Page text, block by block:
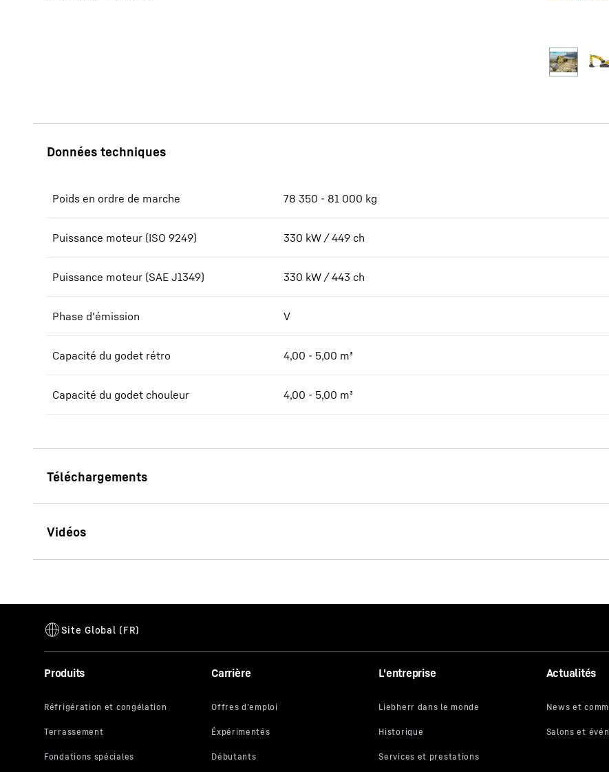
Poids en ordre de marche 78 350 - 81 000 kg
Puissance moteur (ISO 9249) 330 kW / 449 ch
Puissance moteur (SAE J1349) 330 kW / 443 ch
Phase d'émission V
Capacité du godet rétro 4,00 - 5,00 m³
Capacité du godet chouleur 4,00 - 5,00 m³
terrassement
compris votre adresse IP, sont transmises à Google et peuvent être stockées et
dans un pays tiers, en particulier aux États-Unis**. Nous n’avons aucune
En cliquant sur « ACCEPTER », vous donnez votre consentement à la
l'avenir, vous ne souhaitez pas donner individuellement votre consentement
Produits Carrière L'entreprise Actualités